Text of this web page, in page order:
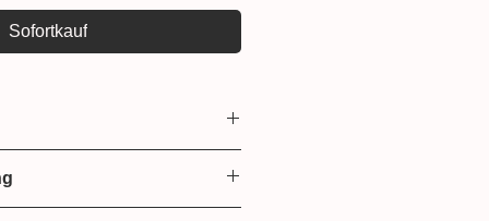
Sofortkauf